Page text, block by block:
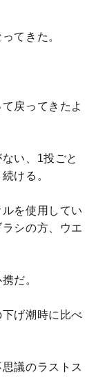
てきた。
戻ってきたよ
い、1投ごと
ける。
を使用してい
シの方、ウエ
だ。
下げ潮時に比べ
議のラストス